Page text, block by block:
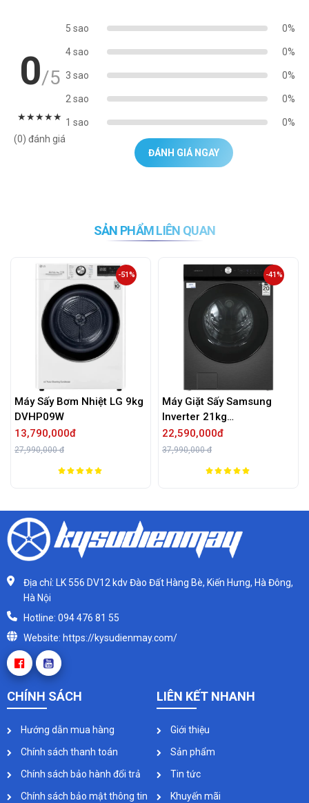
0/5
★★★★★
(0) đánh giá
5 sao 0%
4 sao 0%
3 sao 0%
2 sao 0%
1 sao 0%
ĐÁNH GIÁ NGAY
SẢN PHẨM LIÊN QUAN
Nhiệt LG 9kg
-51%
Máy Giặt Sấy Samsung
WD21B6400KV/SV
Máy Giặt Sấy
Địa chỉ: LK 556 DV12 kdv Đào Đất Hàng Bè, Kiến Hưng, Hà Đông,
Hà Nội
Hotline: 094 476 81 55
Website: https://kysudienmay.com/
CHÍNH SÁCH
Hướng dẫn mua hàng
Chính sách thanh toán
Chính sách bảo hành đổi trả
Chính sách bảo mật thông tin
LIÊN KẾT NHANH
Giới thiệu
Sản phẩm
Tin tức
Khuyến mãi